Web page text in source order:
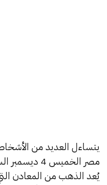
يتساءل العديد من
يُعد الذهب من المعادن